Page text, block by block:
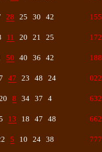
28 25 30 42
11 20 21 25
50 40 36 42
47 23 48 24
20 8 34 37 4
13 18 47 48
5 10 24 38